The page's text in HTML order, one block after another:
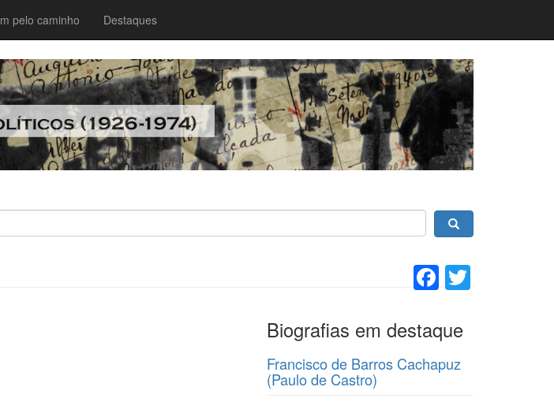
pelo caminho Destaques
Facebook
Biografias em destaque
Francisco de Barros Cachapuz
(Paulo de Castro)